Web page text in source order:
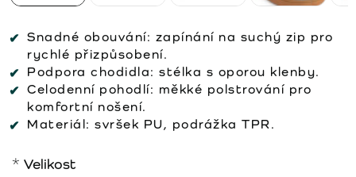
Snadné obouvání: zapínání na suchý zip pro
rychlé přizpůsobení.
Podpora chodidla: stélka s oporou klenby.
Celodenní pohodlí: měkké polstrování pro
komfortní nošení.
Materiál: svršek PU, podrážka TPR.
Velikost